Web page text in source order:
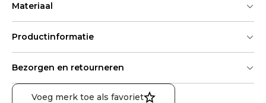
Materiaal
Productinformatie
Bezorgen en retourneren
Voeg merk toe als favoriet